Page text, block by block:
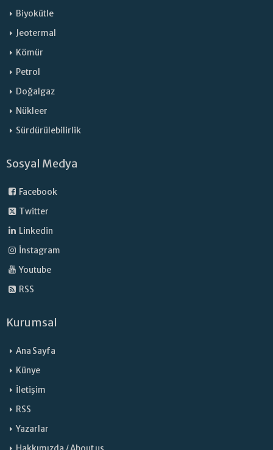
Biyokütle
Jeotermal
Kömür
Petrol
Doğalgaz
Nükleer
Sürdürülebilirlik
Sosyal Medya
Facebook
Twitter
Linkedin
İnstagram
Youtube
RSS
Kurumsal
Ana Sayfa
Künye
İletişim
RSS
Yazarlar